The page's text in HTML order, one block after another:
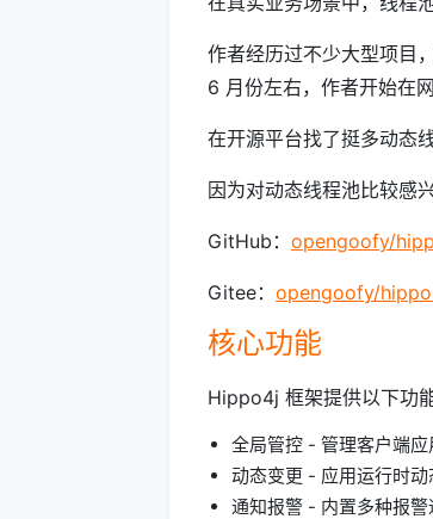
作者经历过不少大型项目
6 月份左右，作者开始在
在开源平台找了挺多动态
因为对动态线程池比较感
GitHub： opengoofy/
Gitee： opengoofy/
核心功能
Hippo4j 框架提供以下功能
全局管控 - 管理客户端应
动态变更 - 应用运行时动
通知报警 - 内置多种报警